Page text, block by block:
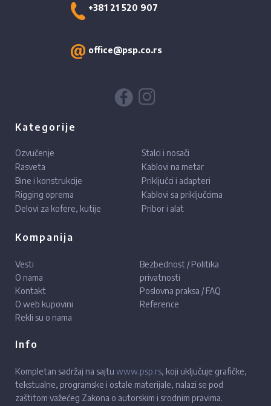
+381 21 520 907
office@psp.co.rs
Kategorije
Ozvučenje
Rasveta
Bine i konstrukcije
Rigging oprema
Delovi za kofere, kutije
Stalci i nosači
Kablovi na metar
Priključci i adapteri
Kablovi sa priključcima
Pribor i alat
Kompanija
Vesti
O nama
Kontakt
O web kupovini
Rekli su o nama
Bezbednost / Politika
privatnosti
Poslovna praksa / FAQ
Reference
Info
Kompletan sadržaj na sajtu www.psp.rs, koji uključuje grafičke,
tekstualne, programske i ostale materijale, nalazi se pod
zaštitom važećeg Zakona o autorskim i srodnim pravima.